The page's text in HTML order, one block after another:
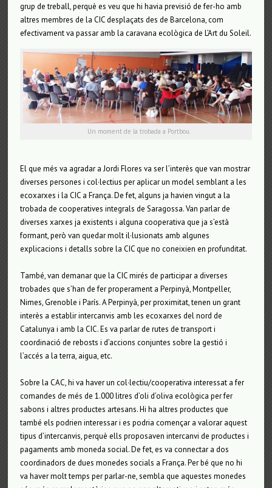
grup de treball, perquè es veu que hi havia previsió de fer-ho amb
altres membres de la CIC desplaçats des de Barcelona, com
efectivament va passar amb la caravana ecològica de L’Art du Soleil.
Un moment de la trobada a Portbou.
El que més va agradar a Jordi Flores va ser l’interès que van mostrar
diverses persones i col·lectius per aplicar un model semblant a les
ecoxarxes i la CIC a França. De fet, alguns ja havien vingut a la
trobada de cooperatives integrals de Saragossa. Van parlar de
diverses xarxes ja existents i alguna cooperativa que ja s’està
formant, però van quedar molt il·lusionats amb algunes
explicacions i detalls sobre la CIC que no coneixien en profunditat.
També, van demanar que la CIC mirés de participar a diverses
trobades que s’han de fer properament a Perpinyà, Montpeller,
Nimes, Grenoble i París. A Perpinyà, per proximitat, tenen un grant
interès a establir intercanvis amb les ecoxarxes del nord de
Catalunya i amb la CIC. Es va parlar de rutes de transport i
coordinació de rebosts i d’accions conjuntes sobre la gestió i
l’accés a la terra, aigua, etc.
Sobre la CAC, hi va haver un col·lectiu/cooperativa interessat a fer
comandes de més de 1.000 litres d’oli d’oliva ecològica per fer
sabons i altres productes artesans. Hi ha altres productes que
també els podrien interessar i es podria començar a valorar aquest
tipus d’intercanvis, perquè ells proposaven intercanvi de productes i
pagaments amb moneda social. De fet, es va connectar a dos
coordinadors de dues monedes socials a França. Per bé que no hi
va haver molt temps per parlar-ne, sembla que aquestes monedes